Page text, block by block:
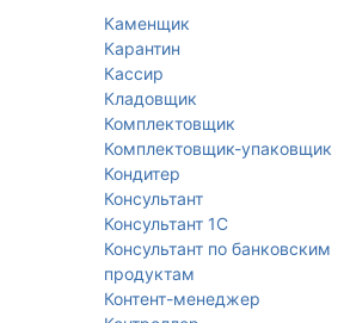
Каменщик
Карантин
Кассир
Кладовщик
Комплектовщик
Комплектовщик-упаковщик
Кондитер
Консультант
Консультант 1С
Консультант по банковским
продуктам
Контент-менеджер